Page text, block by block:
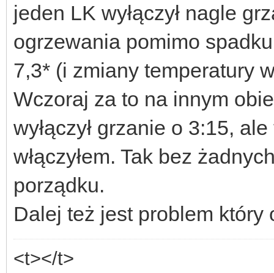
jeden LK wyłączył nagle
ogrzewania pomimo
7,3* (i zmiany temperatury
Wczoraj za to na innym
wyłączył grzanie o 3:15,
włączyłem. Tak bez
porządku.
Dalej też jest problem który
<t></t>